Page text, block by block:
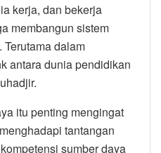
kerja, dan bekerja
membangun sistem
dalam
antara dunia pendidikan
itu penting mengingat
tantangan
sumber daya